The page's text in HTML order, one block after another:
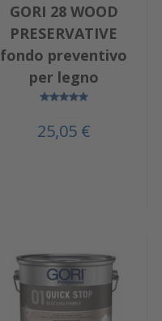
GORI 28 WOOD
PRESERVATIVE
fondo preventivo
per legno
25,05 €